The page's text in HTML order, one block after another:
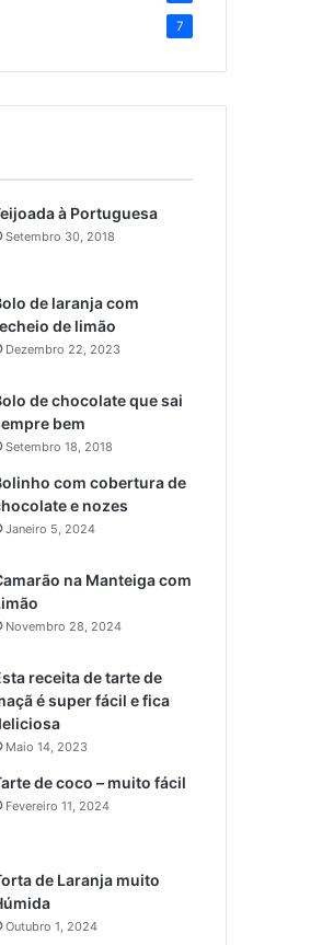
7
à Portuguesa
Setembro 30, 2018
de laranja com
de limão
Dezembro 22, 2023
de chocolate que sai
bem
Setembro 18, 2018
com cobertura de
e nozes
Janeiro 5, 2024
na Manteiga com
Novembro 28, 2024
receita de tarte de
é super fácil e fica
Maio 14, 2023
de coco – muito fácil
Fevereiro 11, 2024
de Laranja muito
Outubro 1, 2024